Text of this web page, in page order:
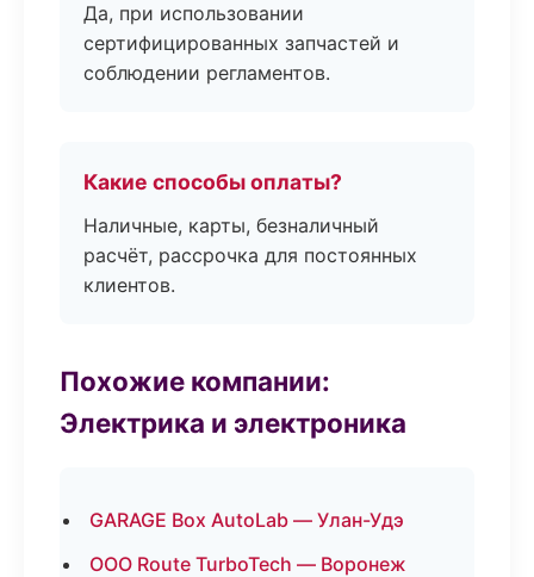
Да, при использовании
сертифицированных запчастей и
соблюдении регламентов.
Какие способы оплаты?
Наличные, карты, безналичный
расчёт, рассрочка для постоянных
клиентов.
Похожие компании:
Электрика и электроника
GARAGE Box AutoLab — Улан-Удэ
ООО Route TurboTech — Воронеж